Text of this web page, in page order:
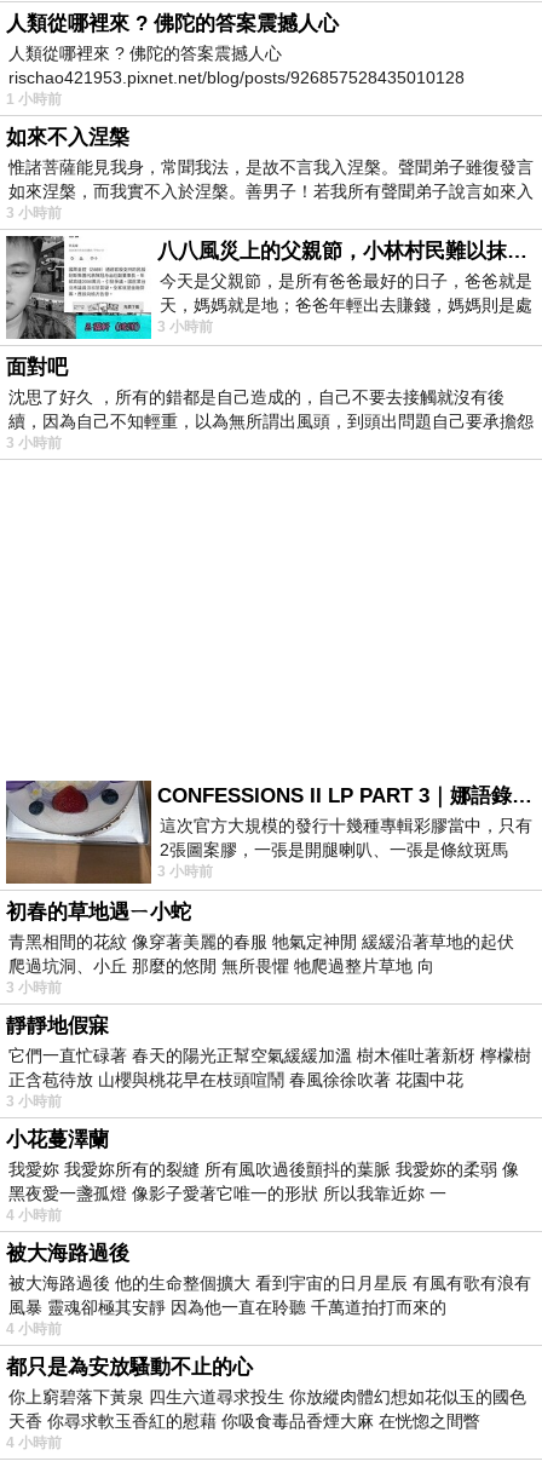
人類從哪裡來 ? 佛陀的答案震撼人心
人類從哪裡來 ? 佛陀的答案震撼人心
rischao421953.pixnet.net/blog/posts/926857528435010128
1 小時前
如來不入涅槃
惟諸菩薩能見我身，常聞我法，是故不言我入涅槃。聲聞弟子雖復發言
如來涅槃，而我實不入於涅槃。善男子！若我所有聲聞弟子說言如來入
3 小時前
八八風災上的父親節，小林村民難以抹滅的痛
今天是父親節，是所有爸爸最好的日子，爸爸就是
天，媽媽就是地；爸爸年輕出去賺錢，媽媽則是處
理家務，職業不分高低貴賤，只有人品才
3 小時前
面對吧
沈思了好久 ，所有的錯都是自己造成的，自己不要去接觸就沒有後
續，因為自己不知輕重，以為無所謂出風頭，到頭出問題自己要承擔怨
不
3 小時前
CONFESSIONS II LP PART 3｜娜語錄II LP PART 3
這次官方大規模的發行十幾種專輯彩膠當中，只有
2張圖案膠，一張是開腿喇叭、一張是條紋斑馬
版；目前官網上只剩澳洲商店AU STORE
3 小時前
初春的草地遇ㄧ小蛇
青黑相間的花紋 像穿著美麗的春服 牠氣定神閒 緩緩沿著草地的起伏
爬過坑洞、小丘 那麼的悠閒 無所畏懼 牠爬過整片草地 向
3 小時前
靜靜地假寐
它們一直忙碌著 春天的陽光正幫空氣緩緩加溫 樹木催吐著新枒 檸檬樹
正含苞待放 山櫻與桃花早在枝頭喧鬧 春風徐徐吹著 花園中花
3 小時前
小花蔓澤蘭
我愛妳 我愛妳所有的裂縫 所有風吹過後顫抖的葉脈 我愛妳的柔弱 像
黑夜愛一盞孤燈 像影子愛著它唯一的形狀 所以我靠近妳 一
4 小時前
被大海路過後
被大海路過後 他的生命整個擴大 看到宇宙的日月星辰 有風有歌有浪有
風暴 靈魂卻極其安靜 因為他一直在聆聽 千萬道拍打而來的
4 小時前
都只是為安放騷動不止的心
你上窮碧落下黃泉 四生六道尋求投生 你放縱肉體幻想如花似玉的國色
天香 你尋求軟玉香紅的慰藉 你吸食毒品香煙大麻 在恍惚之間瞥
4 小時前